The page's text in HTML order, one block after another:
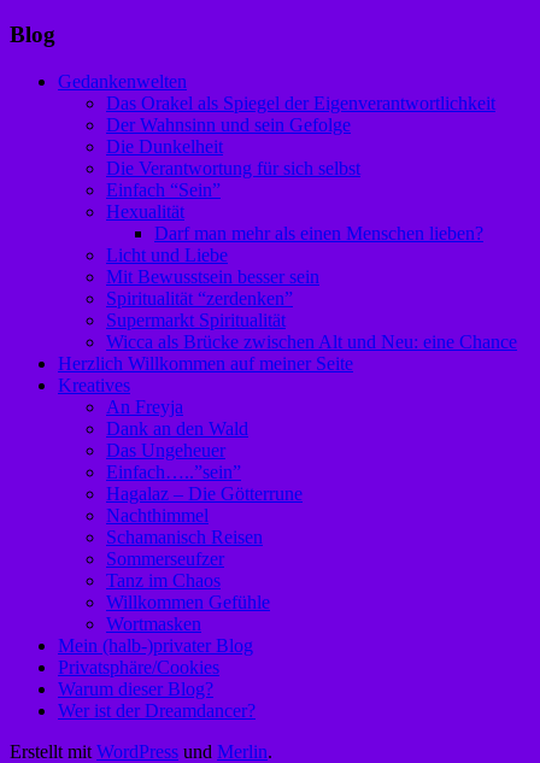
Blog
Gedankenwelten
Das Orakel als Spiegel der Eigenverantwortlichkeit
Der Wahnsinn und sein Gefolge
Die Dunkelheit
Die Verantwortung für sich selbst
Einfach “Sein”
Hexualität
Darf man mehr als einen Menschen lieben?
Licht und Liebe
Mit Bewusstsein besser sein
Spiritualität “zerdenken”
Supermarkt Spiritualität
Wicca als Brücke zwischen Alt und Neu: eine Chance
Herzlich Willkommen auf meiner Seite
Kreatives
An Freyja
Dank an den Wald
Das Ungeheuer
Einfach…..”sein”
Hagalaz – Die Götterrune
Nachthimmel
Schamanisch Reisen
Sommerseufzer
Tanz im Chaos
Willkommen Gefühle
Wortmasken
Mein (halb-)privater Blog
Privatsphäre/Cookies
Warum dieser Blog?
Wer ist der Dreamdancer?
Erstellt mit WordPress und Merlin.